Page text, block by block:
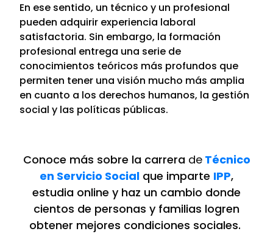
En ese sentido, un técnico y un profesional
pueden adquirir experiencia laboral
satisfactoria. Sin embargo, la formación
profesional entrega una serie de
conocimientos teóricos más profundos que
permiten tener una visión mucho más amplia
en cuanto a los derechos humanos, la gestión
social y las políticas públicas.
Conoce más sobre la carrera deTécnico
en Servicio Social que imparte IPP,
estudia online y haz un cambio donde
cientos de personas y familias logren
obtener mejores condiciones sociales.